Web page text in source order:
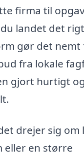
firma til
landet det
gør det nemt
fra lokale
gjort hurtigt og
drejer sig om
eller en større